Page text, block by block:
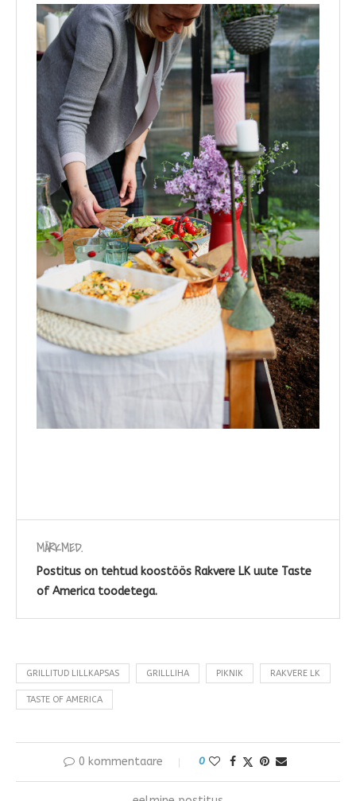
MÄRKMED.
Postitus on tehtud koostöös Rakvere LK uute Taste
of America toodetega.
GRILLITUD LILLKAPSAS GRILLLIHA PIKNIK RAKVERE LK
TASTE OF AMERICA
0 kommentaare 0